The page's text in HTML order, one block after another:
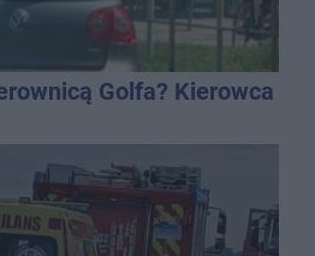
Golfa? Kierowca